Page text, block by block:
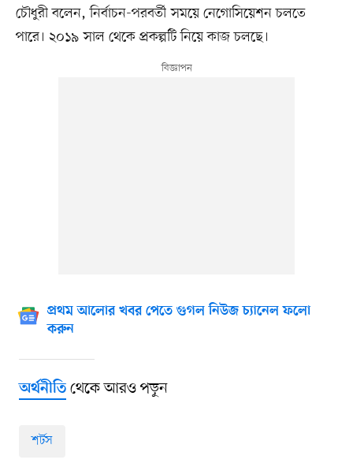
চৌধুরী বলেন, নির্বাচন-পরবর্তী সময়ে নেগোসিয়েশন চলতে
পারে। ২০১৯ সাল থেকে প্রকল্পটি নিয়ে কাজ চলছে।
প্রথম আলোর খবর পেতে গুগল নিউজ চ্যানেল ফলো
করুন
অর্থনীতিথেকে আরও পড়ুন
শর্টস